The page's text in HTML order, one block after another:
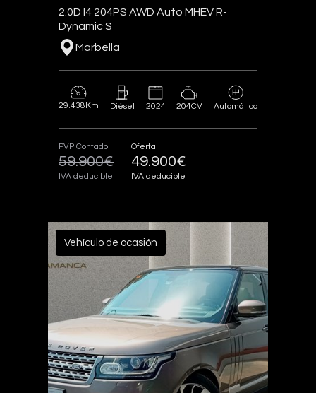
2.0D I4 204PS AWD Auto MHEV R-
Dynamic S
Marbella
29.438Km Diésel 2024 204CV Automático
PVP Contado
59.900€
IVA deducible
Oferta
49.900€
IVA deducible
Vehículo de ocasión